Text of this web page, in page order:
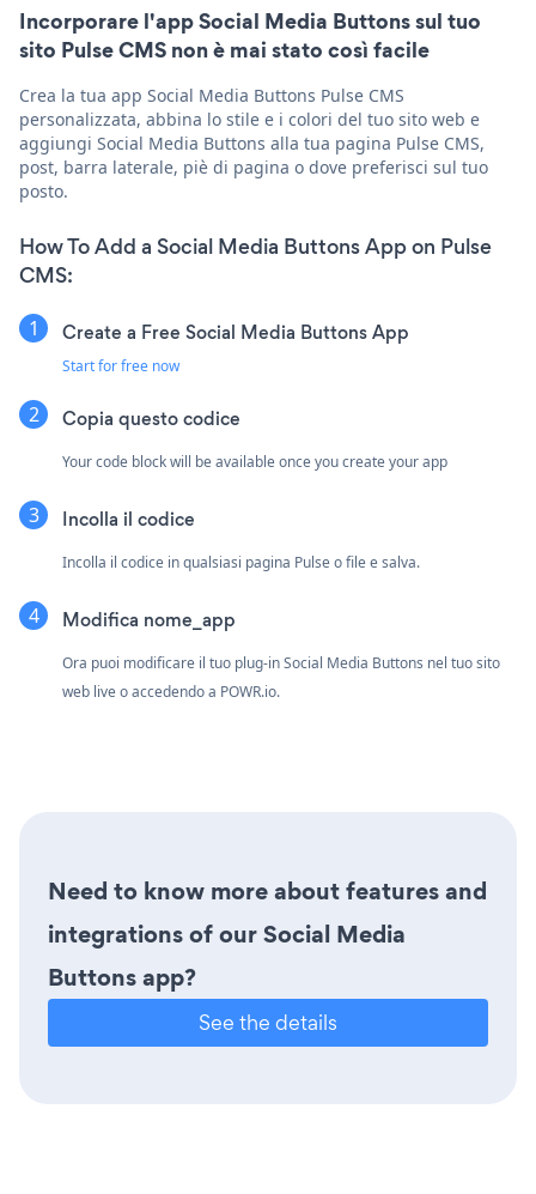
Incorporare l'app Social Media Buttons sul tuo
sito Pulse CMS non è mai stato così facile
Crea la tua app Social Media Buttons Pulse CMS
personalizzata, abbina lo stile e i colori del tuo sito web e
aggiungi Social Media Buttons alla tua pagina Pulse CMS,
post, barra laterale, piè di pagina o dove preferisci sul tuo
posto.
How To Add a Social Media Buttons App on Pulse
CMS:
Create a Free Social Media Buttons App
Start for free now
Copia questo codice
Your code block will be available once you create your app
Incolla il codice
Incolla il codice in qualsiasi pagina Pulse o file e salva.
Modifica nome_app
Ora puoi modificare il tuo plug-in Social Media Buttons nel tuo sito
web live o accedendo a POWR.io.
Need to know more about features and
integrations of our Social Media
Buttons app?
See the details